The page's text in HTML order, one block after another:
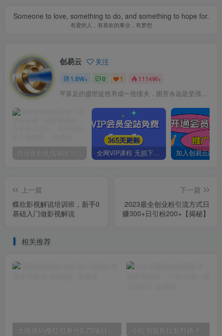
Someone to love, something to do, and something to hope for.
有爱的人，有喜欢的事业，有梦想
创易云 关注
1.8W+ 0 1 1114W+
平富足的盛世徒然养成一批懦夫，困苦永远是坚强之母
你还在到处找项目？还在当韭菜？我靠卖项目一个月收入5万+，曾经我也是个失败者。 全网VIP课程 无损下载~
上一篇
蝶欣影视解说培训班，新手0
基础入门做影视解说
下一篇
2023最全创业粉引流方式日
赚300+日引粉200+【揭秘】
相关推荐
无限接码撸红包单号0.75项目无偿分享给你【揭秘】